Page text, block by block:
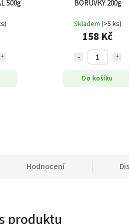
500g BORŮVKY 200g
Skladem (>5 ks)
158 Kč
Do košíku
Hodnocení
produktu